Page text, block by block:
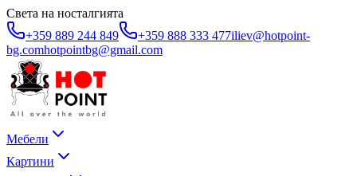
Света на носталгията
+359 889 244 849
+359 888 333 477iliev@hotpoint-
bg.comhotpointbg@gmail.com
Мебели
Картини